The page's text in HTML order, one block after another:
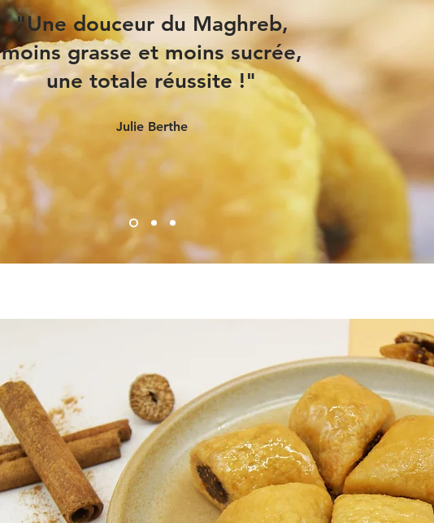
"Une douceur du Maghreb,
moins grasse et moins sucrée,
une totale réussite !"
Julie Berthe